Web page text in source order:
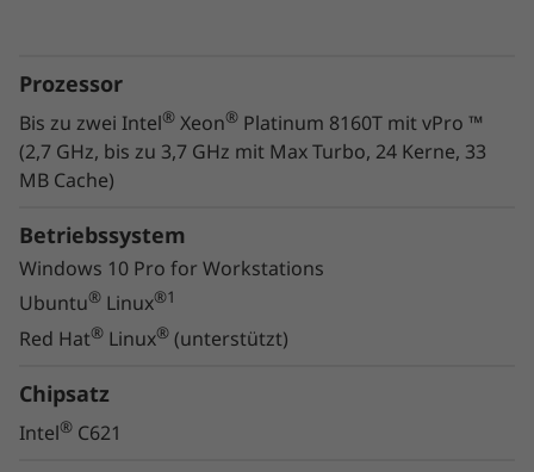
Intel®Xeon
Quadro®Grafik bietet diese Hochleistungs-
Workstation reichlich Reichenleistung für VR-
Rendering. Zudem verfügt sie über ISV-
Zertifizierungen von allen wichtigen
Softwareanbietern, z. B. Autodesk
und Siemens
einrichten, bereitstellen und verwalten und
hält auch härtesten Tests unter extremen
Prozessor
Bis zu zwei Intel® Xeon® Platinum 8160T mit vPro ™
(2,7 GHz, bis zu 3,7 GHz mit Max Turbo, 24 Kerne, 33
MB Cache)
Betriebssystem
Windows 10 Pro for Workstations
Ubuntu® Linux®1
Red Hat® Linux® (unterstützt)
Chipsatz
Intel® C621